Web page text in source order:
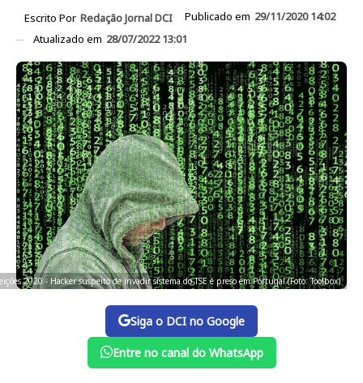
Escrito Por Redação Jornal DCI Publicado em 29/11/2020 14:02
Atualizado em 28/07/2022 13:01
2020 - Hacker suspeito de invadir sistema do TSE é preso em Portugal (Foto: Toolbox)
Siga o DCI no Google
Entre no canal do WhatsApp